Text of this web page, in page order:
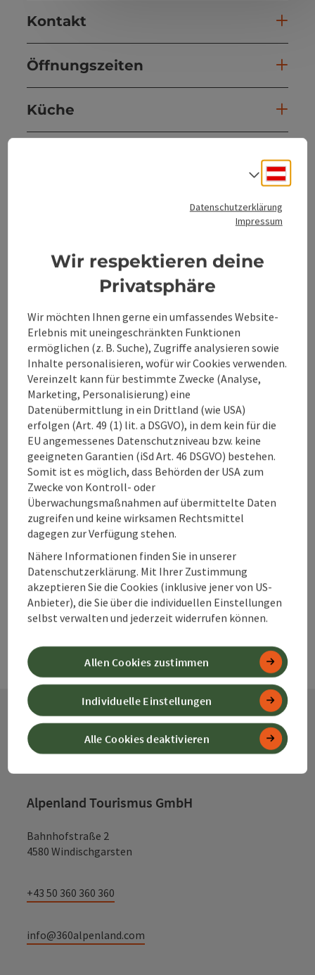
Kontakt
Öffnungszeiten
Küche
Barrierefreiheit
Mehr Entdecken
Beitrag merken
zum Merkzettel
PDF erstellen
Beitrag drucken
In der Nähe
powered byTOURDATA Änderung vorschlagen
Kontakt
Alpenland Tourismus GmbH
Bahnhofstraße 2
4580 Windischgarsten
+43 50 360 360 360
info@360alpenland.com
Datenschutzerklärung
Impressum
Wir respektieren deine
Privatsphäre
Wir möchten Ihnen gerne ein umfassendes Website-
Erlebnis mit uneingeschränkten Funktionen
ermöglichen (z. B. Suche), Zugriffe analysieren sowie
Inhalte personalisieren, wofür wir Cookies verwenden.
Vereinzelt kann für bestimmte Zwecke (Analyse,
Marketing, Personalisierung) eine
Datenübermittlung in ein Drittland (wie USA)
erfolgen (Art. 49 (1) lit. a DSGVO), in dem kein für die
EU angemessenes Datenschutzniveau bzw. keine
geeigneten Garantien (iSd Art. 46 DSGVO) bestehen.
Somit ist es möglich, dass Behörden der USA zum
Zwecke von Kontroll- oder
Überwachungsmaßnahmen auf übermittelte Daten
zugreifen und keine wirksamen Rechtsmittel
dagegen zur Verfügung stehen.
Nähere Informationen finden Sie in unserer
Datenschutzerklärung. Mit Ihrer Zustimmung
akzeptieren Sie die Cookies (inklusive jener von US-
Anbieter), die Sie über die individuellen Einstellungen
selbst verwalten und jederzeit widerrufen können.
Alle Cookies deaktivieren
Individuelle Einstellungen
Allen Cookies zustimmen